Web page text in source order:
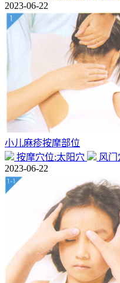
2023-06-22
小儿麻疹按摩部位
按摩穴位:太阳穴
风门
2023-06-22